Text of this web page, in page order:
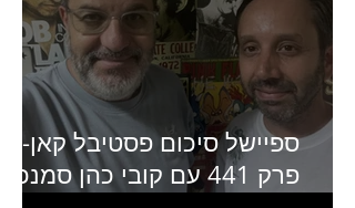
ספיישל סיכום פסטיבל קאן-
פרק 441 עם קובי כהן